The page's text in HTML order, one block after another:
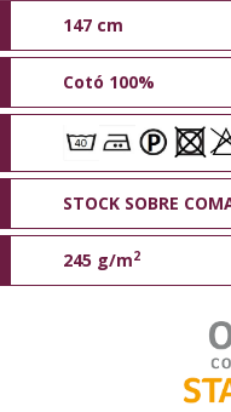
147 cm
Cotó 100%
STOCK SOBRE
245 g/m2